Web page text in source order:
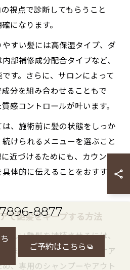
視点で診断してもらうこと
になります。
すい髪には高保湿タイプ、ダ
部補修成分配合タイプなど、
す。さらに、サロンによって
分を組み合わせることもで
感コントロールが叶います。
、施術前に髪の状態をしっか
けられるメニューを選ぶこと
近づけるためにも、カウンセ
体的に伝えることをおすすめ
で艶髪をキープする方法
しい艶髪を持続させるには、
ません。サロンでの集中ケア
、専用のシャンプーやアウト
8877
ご予約はこちら